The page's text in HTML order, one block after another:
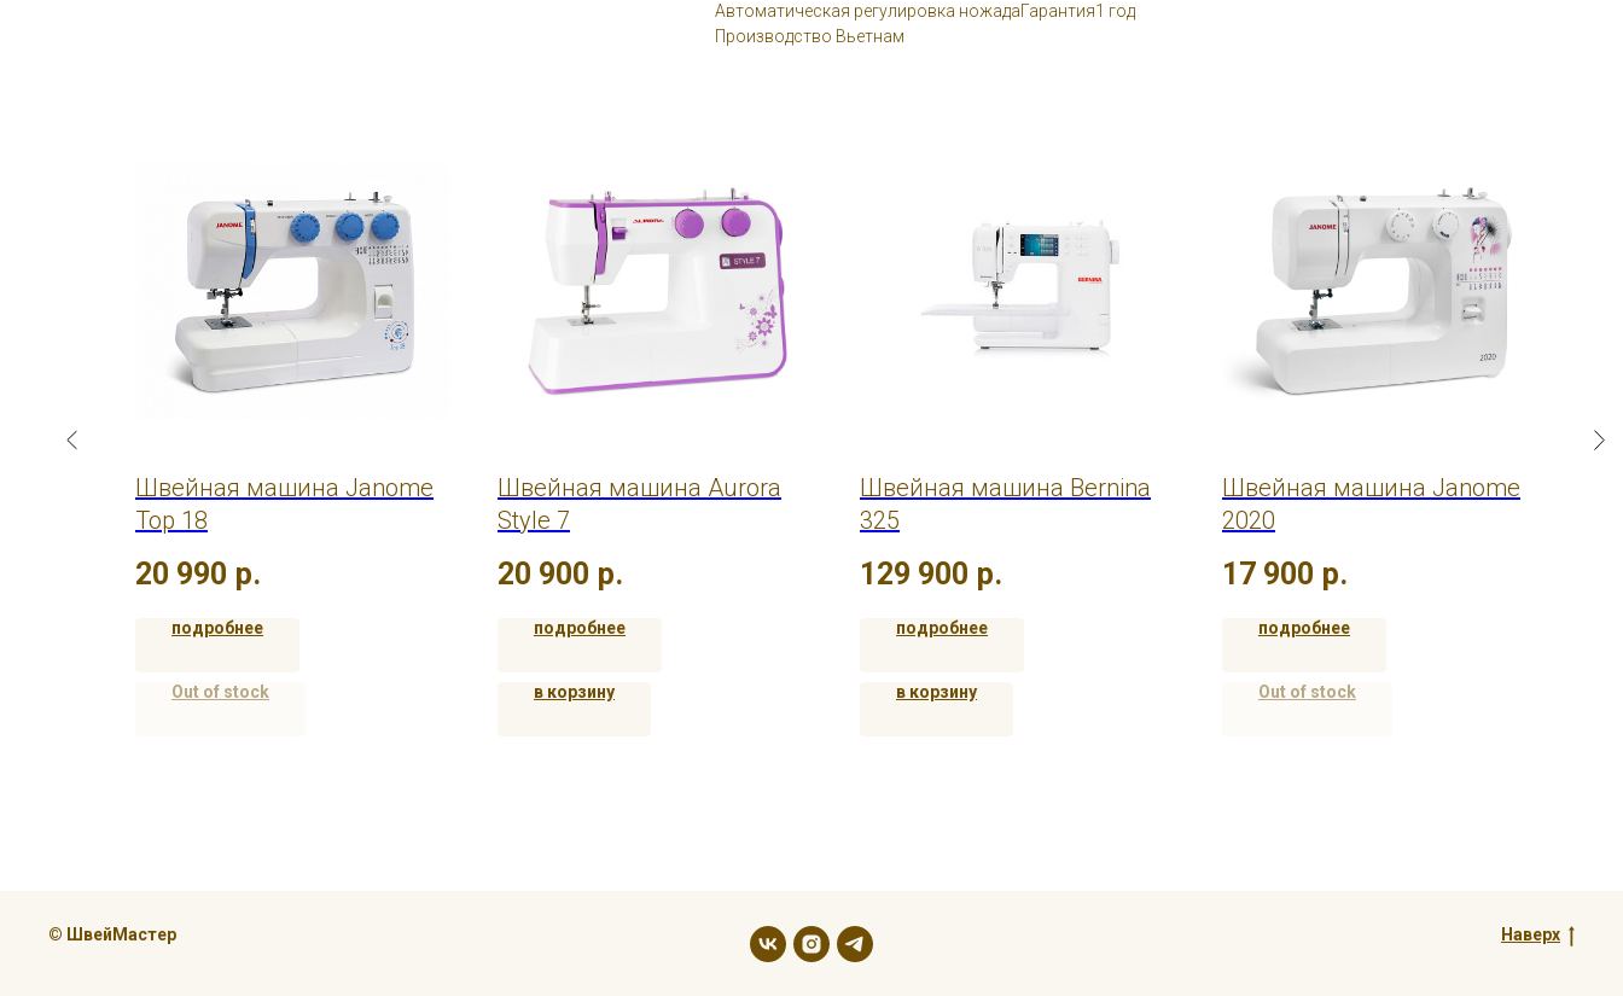
Автоматическая регулировка ножадаГарантия1 год
Производство Вьетнам
Швейная машина Janome
Top 18
20 990 р.
подробнее
Out of stock
Швейная машина Aurora
Style 7
20 900 р.
подробнее
в корзину
Швейная машина Bernina
325
129 900 р.
подробнее
в корзину
Швейная машина Janome
2020
17 900 р.
подробнее
Out of stock
© ШвейМастер Наверх